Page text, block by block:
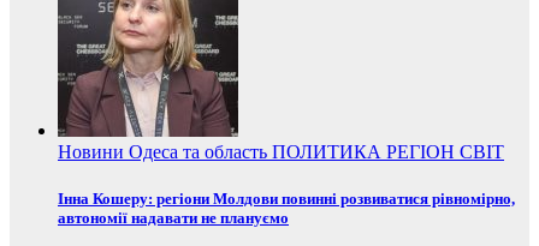
Новини Одеса та область ПОЛИТИКА РЕГІОН СВІТ
Інна Кошеру: регіони Молдови повинні розвиватися рівномірно,
автономії надавати не плануємо